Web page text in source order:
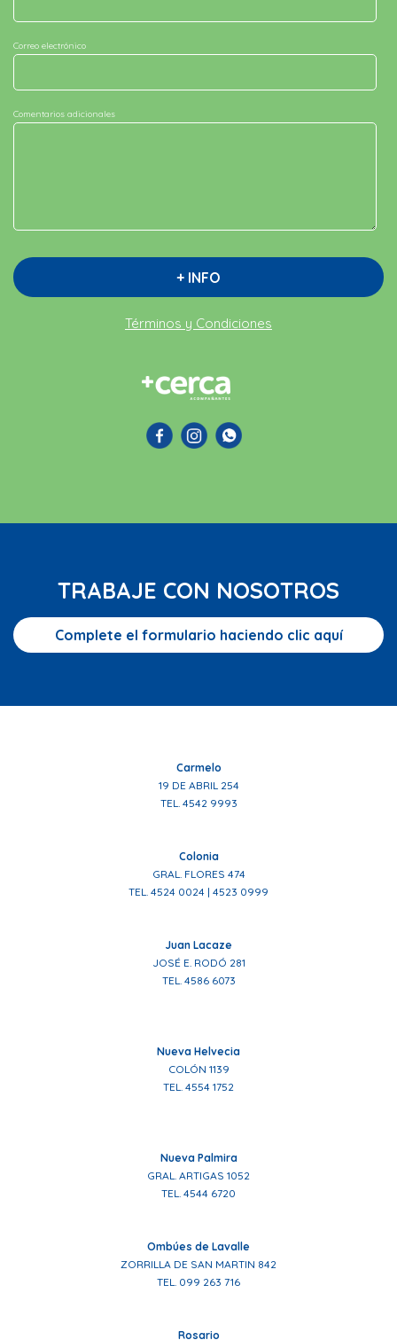
Correo electrónico
Comentarios adicionales
+ INFO
Términos y Condiciones
TRABAJE CON NOSOTROS
Complete el formulario haciendo clic aquí
Carmelo
19 DE ABRIL 254
TEL. 4542 9993
Colonia
GRAL. FLORES 474
TEL. 4524 0024 | 4523 0999
Juan Lacaze
JOSÉ E. RODÓ 281
TEL. 4586 6073
Nueva Helvecia
COLÓN 1139
TEL. 4554 1752
Nueva Palmira
GRAL. ARTIGAS 1052
TEL. 4544 6720
Ombúes de Lavalle
ZORRILLA DE SAN MARTIN 842
TEL. 099 263 716
Rosario